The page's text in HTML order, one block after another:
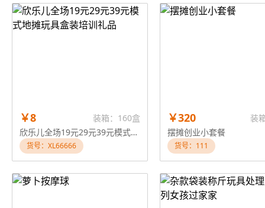
￥8
装箱：160盒
欣乐儿全场19元29元39元模式地摊玩具盒装培训礼品
货号：XL66666
￥320
装
摆摊创业小套餐
货号：111